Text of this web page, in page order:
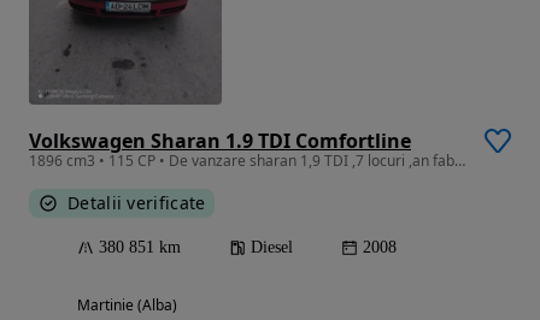
Volkswagen Sharan 1.9 TDI Comfortline
1896 cm3 • 115 CP • De vanzare sharan 1,9 TDI ,7 locuri ,an fabricatie 2008
Detalii verificate
380 851 km Diesel 2008
Martinie (Alba)